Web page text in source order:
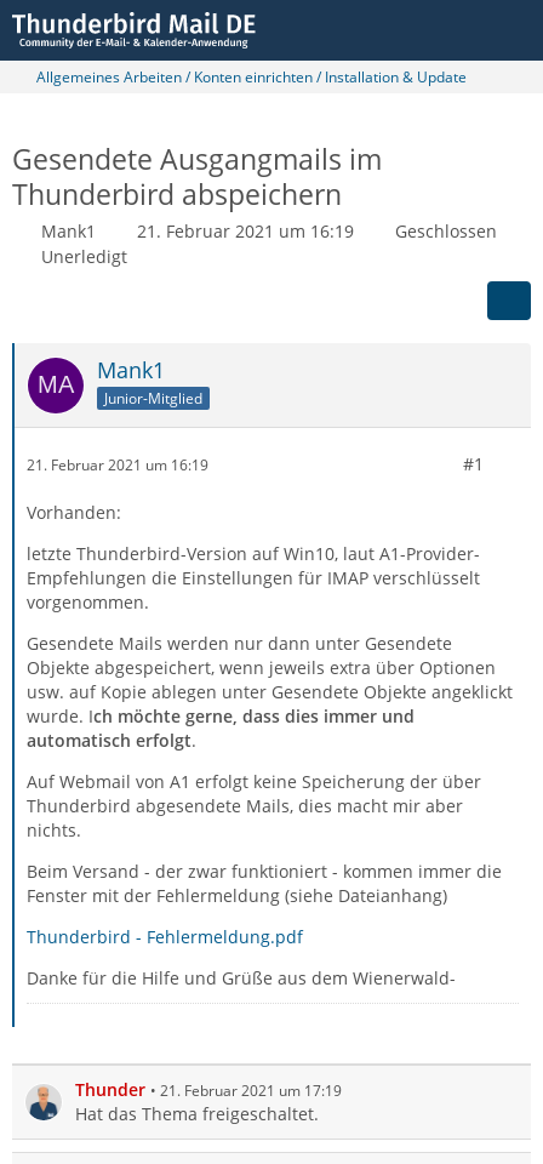
Allgemeines Arbeiten / Konten einrichten / Installation & Update
Gesendete Ausgangmails im
Thunderbird abspeichern
Mank1 21. Februar 2021 um 16:19
Geschlossen
Unerledigt
Mank1
Junior-Mitglied
21. Februar 2021 um 16:19 #1
Vorhanden:
letzte Thunderbird-Version auf Win10, laut A1-Provider-
Empfehlungen die Einstellungen für IMAP verschlüsselt
vorgenommen.
Gesendete Mails werden nur dann unter Gesendete
Objekte abgespeichert, wenn jeweils extra über Optionen
usw. auf Kopie ablegen unter Gesendete Objekte angeklickt
wurde. Ich möchte gerne, dass dies immer und
automatisch erfolgt.
Auf Webmail von A1 erfolgt keine Speicherung der über
Thunderbird abgesendete Mails, dies macht mir aber
nichts.
Beim Versand - der zwar funktioniert - kommen immer die
Fenster mit der Fehlermeldung (siehe Dateianhang)
Thunderbird - Fehlermeldung.pdf
Danke für die Hilfe und Grüße aus dem Wienerwald-
Thunder 21. Februar 2021 um 17:19
Hat das Thema freigeschaltet.